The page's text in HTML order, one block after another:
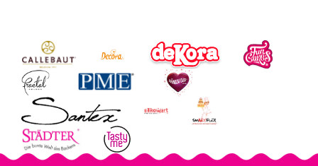
by trustmary